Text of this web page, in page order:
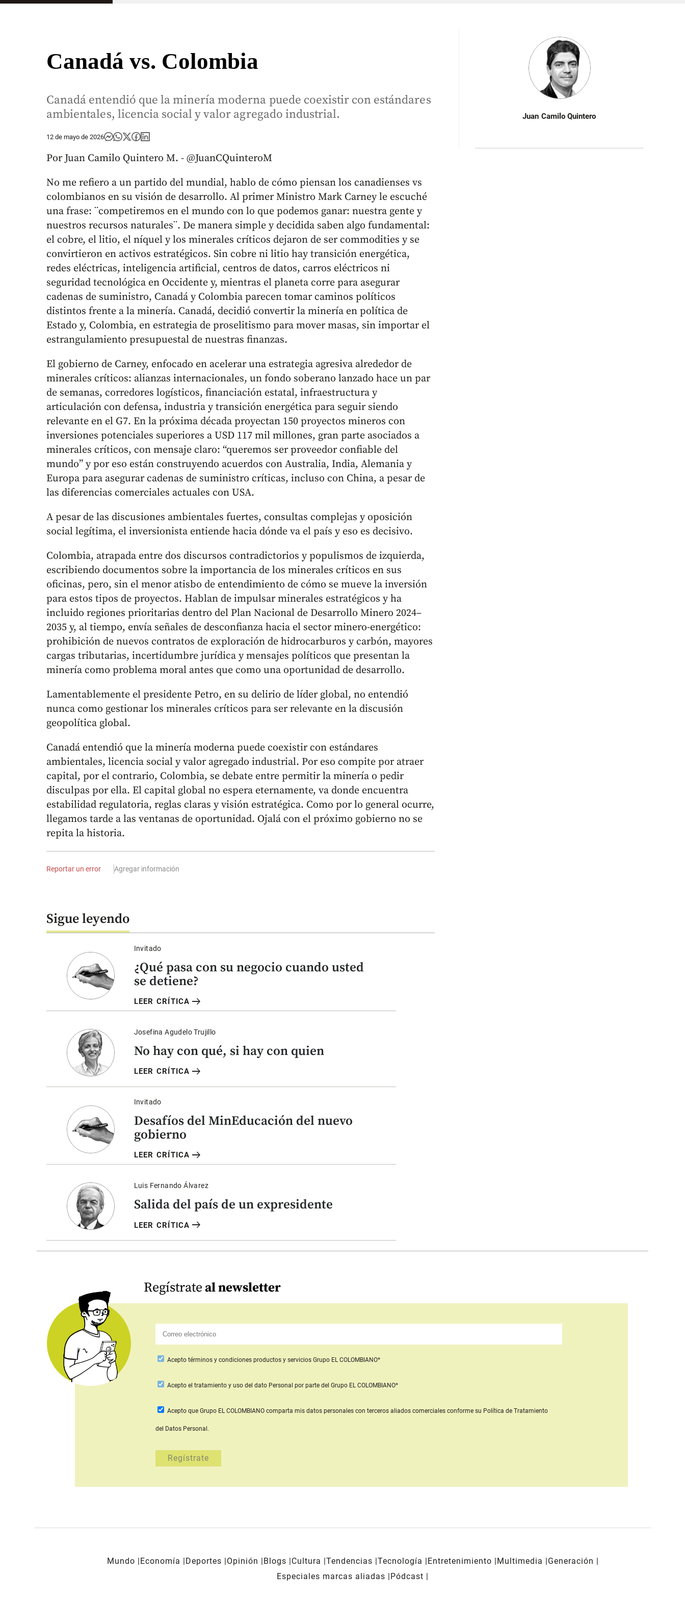
Canadá vs. Colombia
Canadá entendió que la minería moderna puede coexistir con estándares
ambientales, licencia social y valor agregado industrial.
12 de mayo de 2026
Por Juan Camilo Quintero M. - @JuanCQuinteroM
No me refiero a un partido del mundial, hablo de cómo piensan los canadienses vs
colombianos en su visión de desarrollo. Al primer Ministro Mark Carney le escuché
una frase: ¨competiremos en el mundo con lo que podemos ganar: nuestra gente y
nuestros recursos naturales¨. De manera simple y decidida saben algo fundamental:
el cobre, el litio, el níquel y los minerales críticos dejaron de ser commodities y se
convirtieron en activos estratégicos. Sin cobre ni litio hay transición energética,
redes eléctricas, inteligencia artificial, centros de datos, carros eléctricos ni
seguridad tecnológica en Occidente y, mientras el planeta corre para asegurar
cadenas de suministro, Canadá y Colombia parecen tomar caminos políticos
distintos frente a la minería. Canadá, decidió convertir la minería en política de
Estado y, Colombia, en estrategia de proselitismo para mover masas, sin importar el
estrangulamiento presupuestal de nuestras finanzas.
El gobierno de Carney, enfocado en acelerar una estrategia agresiva alrededor de
minerales críticos: alianzas internacionales, un fondo soberano lanzado hace un par
de semanas, corredores logísticos, financiación estatal, infraestructura y
articulación con defensa, industria y transición energética para seguir siendo
relevante en el G7. En la próxima década proyectan 150 proyectos mineros con
inversiones potenciales superiores a USD 117 mil millones, gran parte asociados a
minerales críticos, con mensaje claro: “queremos ser proveedor confiable del
mundo” y por eso están construyendo acuerdos con Australia, India, Alemania y
Europa para asegurar cadenas de suministro críticas, incluso con China, a pesar de
las diferencias comerciales actuales con USA.
A pesar de las discusiones ambientales fuertes, consultas complejas y oposición
social legítima, el inversionista entiende hacia dónde va el país y eso es decisivo.
Colombia, atrapada entre dos discursos contradictorios y populismos de izquierda,
escribiendo documentos sobre la importancia de los minerales críticos en sus
oficinas, pero, sin el menor atisbo de entendimiento de cómo se mueve la inversión
para estos tipos de proyectos. Hablan de impulsar minerales estratégicos y ha
incluido regiones prioritarias dentro del Plan Nacional de Desarrollo Minero 2024–
2035 y, al tiempo, envía señales de desconfianza hacia el sector minero-energético:
prohibición de nuevos contratos de exploración de hidrocarburos y carbón, mayores
cargas tributarias, incertidumbre jurídica y mensajes políticos que presentan la
minería como problema moral antes que como una oportunidad de desarrollo.
Lamentablemente el presidente Petro, en su delirio de líder global, no entendió
nunca como gestionar los minerales críticos para ser relevante en la discusión
geopolítica global.
Canadá entendió que la minería moderna puede coexistir con estándares
ambientales, licencia social y valor agregado industrial. Por eso compite por atraer
capital, por el contrario, Colombia, se debate entre permitir la minería o pedir
disculpas por ella. El capital global no espera eternamente, va donde encuentra
estabilidad regulatoria, reglas claras y visión estratégica. Como por lo general ocurre,
llegamos tarde a las ventanas de oportunidad. Ojalá con el próximo gobierno no se
repita la historia.
Reportar un error Agregar información
Sigue leyendo
Invitado
¿Qué pasa con su negocio cuando usted
se detiene?
LEER CRÍTICA arrow_right_alt
Josefina Agudelo Trujillo
No hay con qué, si hay con quien
LEER CRÍTICA arrow_right_alt
Invitado
Desafíos del MinEducación del nuevo
gobierno
LEER CRÍTICA arrow_right_alt
Luis Fernando Álvarez
Salida del país de un expresidente
LEER CRÍTICA arrow_right_alt
Juan Camilo Quintero
Regístrateal newsletter
Acepto términos y condiciones productos y servicios Grupo EL COLOMBIANO*
Aceptoel tratamiento y uso del dato Personal por parte del Grupo EL COLOMBIANO*
Acepto que Grupo EL COLOMBIANO comparta mis datos personales con terceros aliados comercialesconforme su Política de Tratamiento
del Datos Personal.
Mundo Economía Deportes Opinión Blogs Cultura Tendencias Tecnología Entretenimiento Multimedia
Generación
Especiales marcas aliadas
Pódcast